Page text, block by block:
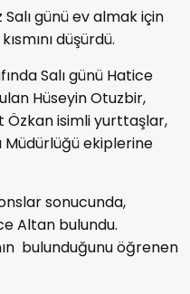
günü ev almak için
düşürdü.
Salı günü Hatice
Hüseyin Otuzbir,
isimli yurttaşlar,
Müdürlüğü ekiplerine
sonucunda,
Altan bulundu.
bulunduğunu öğrenen